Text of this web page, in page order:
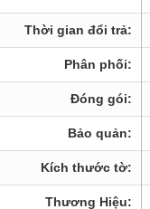
Thời gian đổi trả:
Phân phối:
Đóng gói:
Bảo quản:
Kích thước tờ:
Thương Hiệu: